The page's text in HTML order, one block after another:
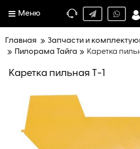
Меню
Главная
Запчасти и
Пилорама Тайга
Каретка
Каретка пильная Т-1